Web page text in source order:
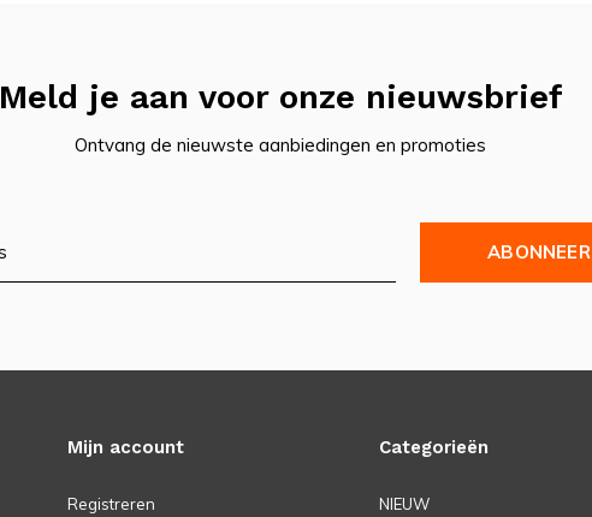
Meld je aan voor onze nieuwsbrief
Ontvang de nieuwste aanbiedingen en promoties
ABONNEER
Mijn account
Registreren
Categorieën
NIEUW